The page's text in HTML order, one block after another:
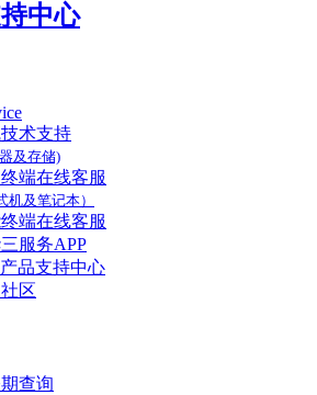
中心
术支持
及存储)
端在线客服
机及笔记本）
端在线客服
服务APP
品支持中心
区
查询